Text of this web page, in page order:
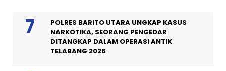
POLRES BARITO UTARA UNGKAP KASUS
NARKOTIKA, SEORANG PENGEDAR
DITANGKAP DALAM OPERASI ANTIK
TELABANG 2026